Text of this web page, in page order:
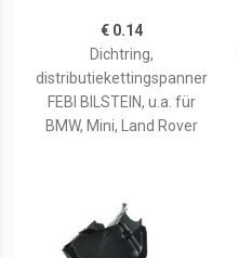
€ 0.14
Dichtring,
distributiekettingspanner
FEBI BILSTEIN, u.a. für
BMW, Mini, Land Rover